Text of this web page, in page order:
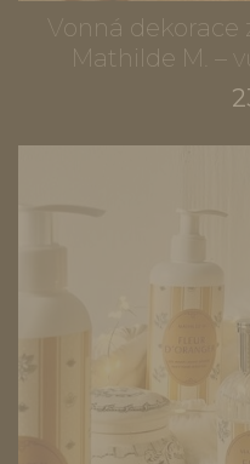
Vonná dekorace
Mathilde M. –